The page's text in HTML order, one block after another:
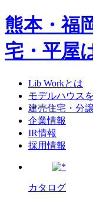
熊本・福
宅・平屋
Lib Workとは
モデルハウス
建売住宅・分
企業情報
IR情報
採用情報
カタログ